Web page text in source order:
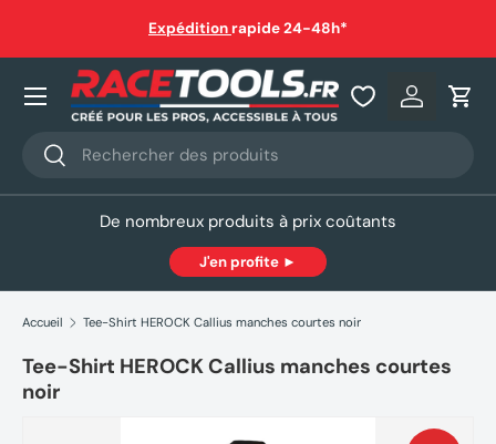
Aller au contenu
Expédition rapide 24-48h*
Recherche
Rechercher
Se
Nos produits
De nombreux produits à prix coûtants
J'en profite ►
Accueil Tee-Shirt HEROCK Callius manches courtes noir
Tee-Shirt HEROCK Callius manches courtes
noir